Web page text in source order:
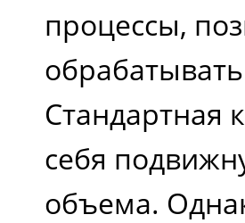
процессы,
Стандартная
себя
объема.